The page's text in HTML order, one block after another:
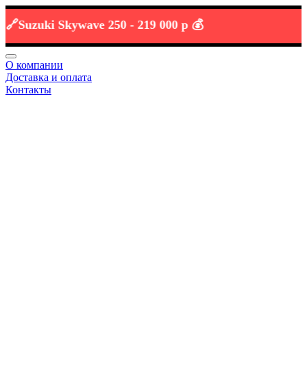
Skywave 250 -219 000 р 💰
О компании
Доставка и оплата
Контакты